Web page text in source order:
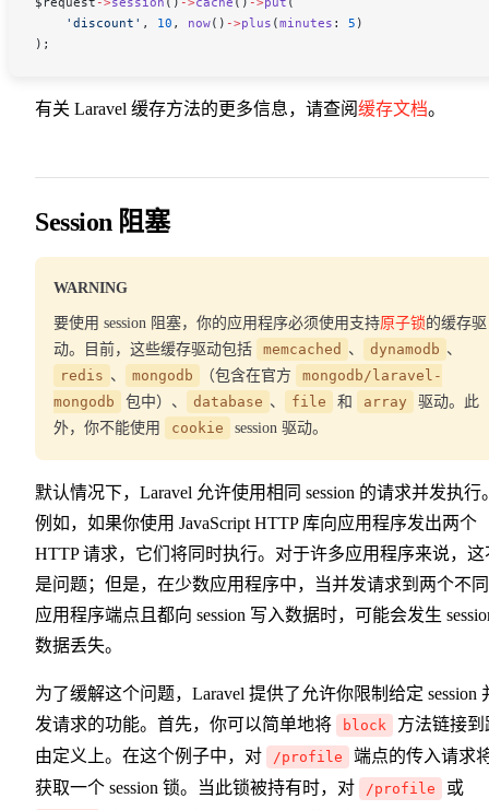
    'discount'
, 10 , now() ->plus (minutes : 5 )
);
有关 Laravel 缓存方法的更多信息，请查阅缓存文档。
Session 阻塞
WARNING
要使用 session 阻塞，你的应用程序必须使用支持原子锁的缓存驱
动。目前，这些缓存驱动包括
memcached 、 dynamodb 、
redis 、 mongodb （包含在官方
mongodb/laravel-
mongodb
包中）、 database 、 file 和 array
驱动。此
外，你不能使用
cookie session 驱动。
默认情况下，Laravel 允许使用相同 session 的请求并发执行
例如，如果你使用 JavaScript HTTP 库向应用程序发出两个
HTTP 请求，它们将同时执行。对于许多应用程序来说，这
是问题；但是，在少数应用程序中，当并发请求到两个不
应用程序端点且都向 session 写入数据时，可能会发生
数据丢失。
为了缓解这个问题，Laravel 提供了允许你限制给定 session
发请求的功能。首先，你可以简单地将
block
方法链接到
由定义上。在这个例子中，对
/profile
端点的传入请求
获取一个 session 锁。当此锁被持有时，对
/profile 或